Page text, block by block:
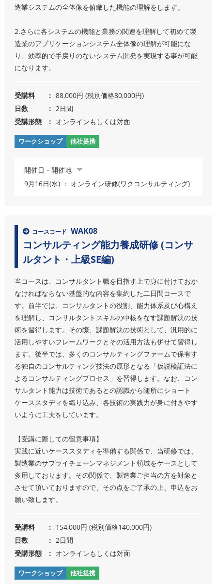
造業システムの全体像を俯瞰した機能の理解をします。
2.さらに各システムの機能と業務の関連を理解して初めて製
造業のアプリケーションシステム全体像の理解が可能にな
り、効率的で手戻りのないシステム開発を実現する事が可能
になります。
受講料
88,000円 (税別価格80,000円)
日数
2日間
受講形態
オンラインもしくは対面
ワークショップ 他社提携
開催日・開催地
9月16日(水) ： オンライン研修(ワクコンサルティング)
コースコード WAK08
コンサルティング能力養成研修 (コンサ
ルタント・上級SE編)
当コースは、コンサルタント職を目指す上で身に付けておか
なければならない基盤的な内容を集約した二日間コースで
す。前半では、コンサルタントの役割、能力体系及び心構え
を理解し、コンサルタントスキルの中核をなす課題解決の技
術を習得します。その際、課題解決の技術として、汎用的に
活用しやすいフレームワークとその活用方法も併せて習得し
ます。後半では、多くのコンサルティングファームで保有す
る独自のコンサルティング技法の原形となる「仮説検証法に
よるコンサルティングプロセス」を習得します。なお、コン
サルタント能力は技術であるとの認識から随所にショート
ケーススタディを織り込み、各技術の実践力が身に付きやす
いように工夫をしています。
【受講に際しての留意事項】
実践に近いケーススタディを準備する関係で、当研修では、
製造業のサプライチェーンマネジメント領域をケースとして
多用しております。その関係で、製造業ご担当の方を対象と
させて頂いておりますので、その点をご了承の上、申込をお
願い致します。
受講料
154,000円 (税別価格140,000円)
日数
2日間
受講形態
オンラインもしくは対面
ワークショップ 他社提携